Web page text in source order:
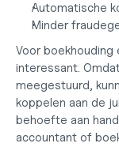
Automatische
Minder
Voor
interessant.
meegestuurd,
koppelen aan de
behoefte aan
accountant of